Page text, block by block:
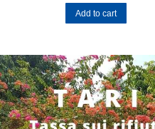
Add to cart